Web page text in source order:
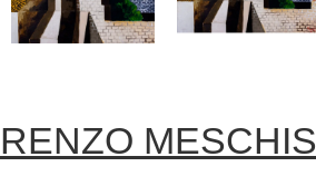
RENZO MESCHIS